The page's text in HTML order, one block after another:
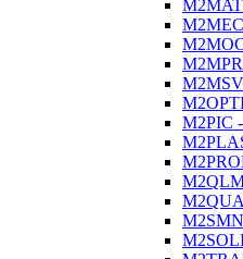
M2MSV
M2PIC